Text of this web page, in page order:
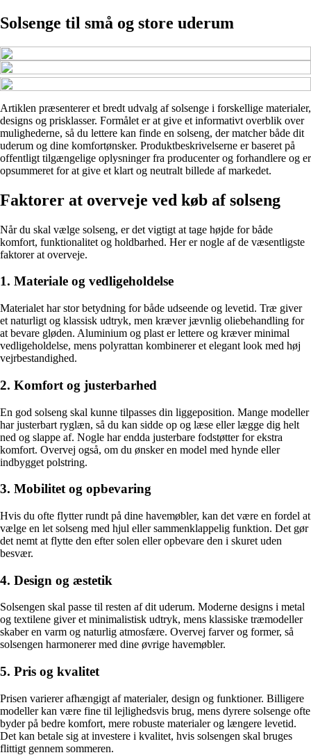
Solsenge til små og store uderum
Artiklen præsenterer et bredt udvalg af solsenge i forskellige materialer,
designs og prisklasser. Formålet er at give et informativt overblik over
mulighederne, så du lettere kan finde en solseng, der matcher både dit
uderum og dine komfortønsker. Produktbeskrivelserne er baseret på
offentligt tilgængelige oplysninger fra producenter og forhandlere og er
opsummeret for at give et klart og neutralt billede af markedet.
Faktorer at overveje ved køb af solseng
Når du skal vælge solseng, er det vigtigt at tage højde for både
komfort, funktionalitet og holdbarhed. Her er nogle af de væsentligste
faktorer at overveje.
1. Materiale og vedligeholdelse
Materialet har stor betydning for både udseende og levetid. Træ giver
et naturligt og klassisk udtryk, men kræver jævnlig oliebehandling for
at bevare gløden. Aluminium og plast er lettere og kræver minimal
vedligeholdelse, mens polyrattan kombinerer et elegant look med høj
vejrbestandighed.
2. Komfort og justerbarhed
En god solseng skal kunne tilpasses din liggeposition. Mange modeller
har justerbart ryglæn, så du kan sidde op og læse eller lægge dig helt
ned og slappe af. Nogle har endda justerbare fodstøtter for ekstra
komfort. Overvej også, om du ønsker en model med hynde eller
indbygget polstring.
3. Mobilitet og opbevaring
Hvis du ofte flytter rundt på dine havemøbler, kan det være en fordel at
vælge en let solseng med hjul eller sammenklappelig funktion. Det gør
det nemt at flytte den efter solen eller opbevare den i skuret uden
besvær.
4. Design og æstetik
Solsengen skal passe til resten af dit uderum. Moderne designs i metal
og textilene giver et minimalistisk udtryk, mens klassiske træmodeller
skaber en varm og naturlig atmosfære. Overvej farver og former, så
solsengen harmonerer med dine øvrige havemøbler.
5. Pris og kvalitet
Prisen varierer afhængigt af materialer, design og funktioner. Billigere
modeller kan være fine til lejlighedsvis brug, mens dyrere solsenge ofte
byder på bedre komfort, mere robuste materialer og længere levetid.
Det kan betale sig at investere i kvalitet, hvis solsengen skal bruges
flittigt gennem sommeren.